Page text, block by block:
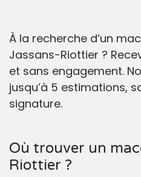
À la recherche d’un
Jassans-Riottier ?
et sans engagement.
jusqu’à 5 estimations,
signature.
Où trouver un
Riottier ?